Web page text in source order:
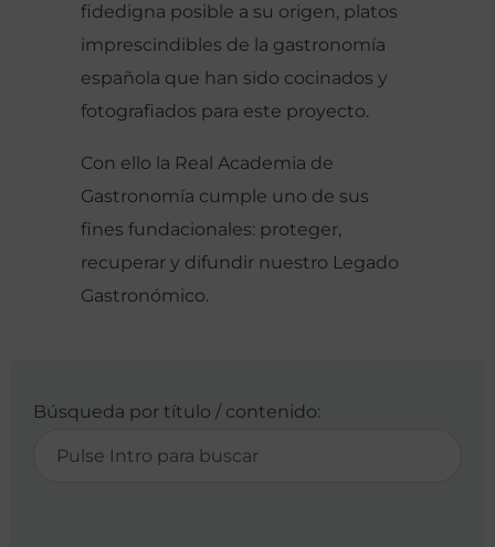
fidedigna posible a su origen, platos
imprescindibles de la gastronomía
española que han sido cocinados y
fotografiados para este proyecto.
Con ello la Real Academia de
Gastronomía cumple uno de sus
fines fundacionales: proteger,
recuperar y difundir nuestro Legado
Gastronómico.
Búsqueda por título / contenido: